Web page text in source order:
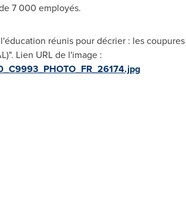
7 000 employés.
réunis pour décrier : les
Lien URL de l'image :